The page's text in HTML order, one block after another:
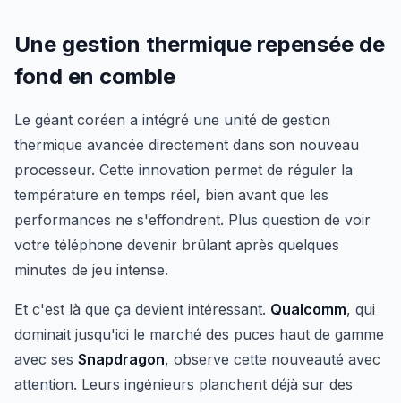
Une gestion thermique repensée de
fond en comble
Le géant coréen a intégré une unité de gestion
thermique avancée directement dans son nouveau
processeur. Cette innovation permet de réguler la
température en temps réel, bien avant que les
performances ne s'effondrent. Plus question de voir
votre téléphone devenir brûlant après quelques
minutes de jeu intense.
Et c'est là que ça devient intéressant. Qualcomm, qui
dominait jusqu'ici le marché des puces haut de gamme
avec ses Snapdragon, observe cette nouveauté avec
attention. Leurs ingénieurs planchent déjà sur des